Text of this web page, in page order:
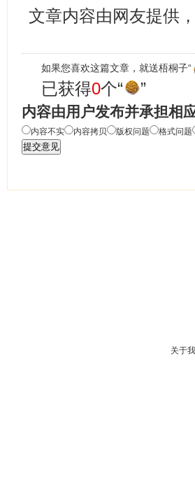
文章内容由网友提供
如果您喜欢这篇文章，就送梧桐子“
已获得0个“ ”
内容由用户发布并承担相
内容不实 内容拷贝 版权问题 格式问题
关于